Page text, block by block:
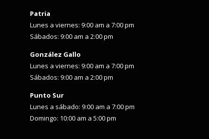
Patria
Lunes a viernes: 9:00 am a 7:00 pm
Sábados: 9:00 am a 2:00 pm
González Gallo
Lunes a viernes: 9:00 am a 7:00 pm
Sábados: 9:00 am a 2:00 pm
Punto Sur
Lunes a sábado: 9:00 am a 7:00 pm
Domingo: 10:00 am a 5:00 pm